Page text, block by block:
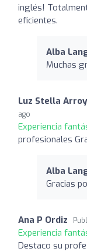
inglés!
eficientes.
Alba
Muchas
Luz Stella
ago
Experiencia
profesionales
Alba
Gracias
Ana P Ordiz
Experiencia
Destaco su